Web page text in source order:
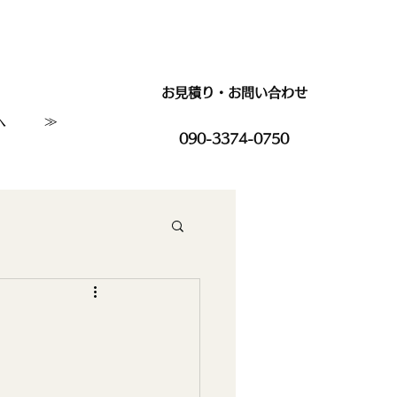
≫
お見積り・お問い合わせ
090-3374-0750